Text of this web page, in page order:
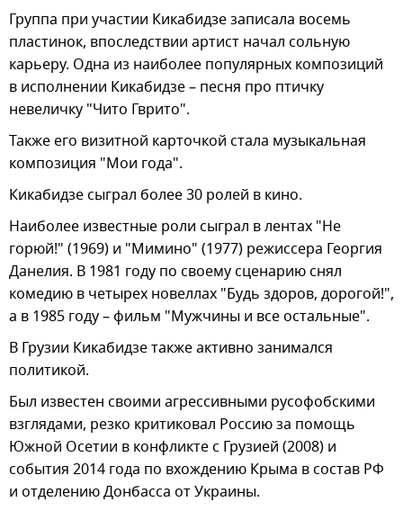
Группа при участии Кикабидзе записала восемь
пластинок, впоследствии артист начал сольную
карьеру. Одна из наиболее популярных композиций
в исполнении Кикабидзе – песня про птичку
невеличку "Чито Гврито".
Также его визитной карточкой стала музыкальная
композиция "Мои года".
Кикабидзе сыграл более 30 ролей в кино.
Наиболее известные роли сыграл в лентах "Не
горюй!" (1969) и "Мимино" (1977) режиссера Георгия
Данелия. В 1981 году по своему сценарию снял
комедию в четырех новеллах "Будь здоров, дорогой!",
а в 1985 году – фильм "Мужчины и все остальные".
В Грузии Кикабидзе также активно занимался
политикой.
Был известен своими агрессивными русофобскими
взглядами, резко критиковал Россию за помощь
Южной Осетии в конфликте с Грузией (2008) и
события 2014 года по вхождению Крыма в состав РФ
и отделению Донбасса от Украины.